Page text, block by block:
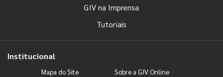
GIV na Imprensa
Tutoriais
Institucional
Mapa do Site Sobre a GIV Online